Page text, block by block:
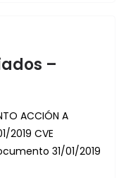
–
ACCIÓN A
2019 CVE
31/01/2019